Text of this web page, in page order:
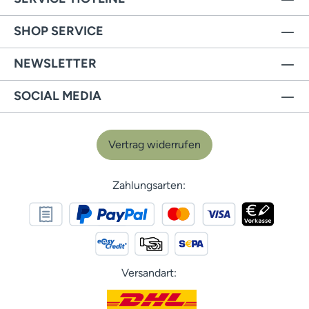
SHOP SERVICE
NEWSLETTER
SOCIAL MEDIA
Vertrag widerrufen
Zahlungsarten:
Versandart: